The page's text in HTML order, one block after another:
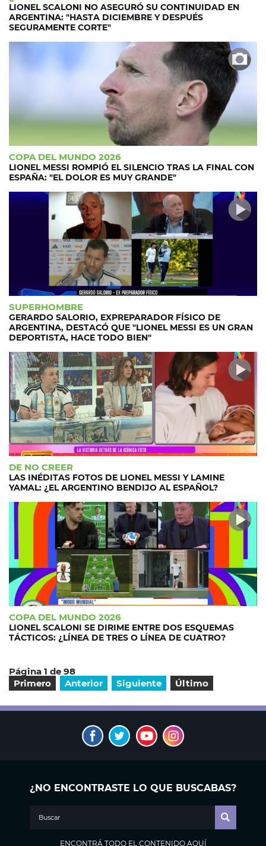
LIONEL SCALONI NO ASEGURÓ SU CONTINUIDAD EN
ARGENTINA: "HASTA DICIEMBRE Y DESPUÉS
SEGURAMENTE CORTE"
COPA DEL MUNDO 2026
LIONEL MESSI ROMPIÓ EL SILENCIO TRAS LA FINAL CON
ESPAÑA: "EL DOLOR ES MUY GRANDE"
SUPERHOMBRE
GERARDO SALORIO, EXPREPARADOR FÍSICO DE
ARGENTINA, DESTACÓ QUE "LIONEL MESSI ES UN GRAN
DEPORTISTA, HACE TODO BIEN"
DE NO CREER
LAS INÉDITAS FOTOS DE LIONEL MESSI Y LAMINE
YAMAL: ¿EL ARGENTINO BENDIJO AL ESPAÑOL?
COPA DEL MUNDO 2026
LIONEL SCALONI SE DIRIME ENTRE DOS ESQUEMAS
TÁCTICOS: ¿LÍNEA DE TRES O LÍNEA DE CUATRO?
Página 1 de 98
Primero
Anterior Siguiente Último
¿NO ENCONTRASTE LO QUE BUSCABAS?
ENCONTRÁ TODO EL CONTENIDO AQUÍ